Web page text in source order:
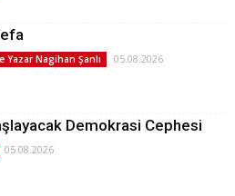
Yazar Nagihan Şanlı 05.08.2026
Demokrasi Cephesi
05.08.2026